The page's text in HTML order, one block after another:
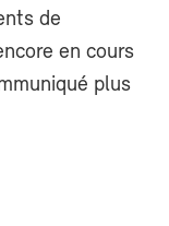
de
en cours
plus